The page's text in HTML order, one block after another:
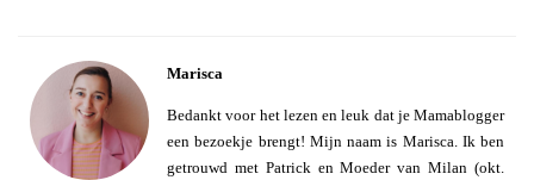
Marisca
Bedankt voor het lezen en leuk dat je Mamablogger
een bezoekje brengt! Mijn naam is Marisca. Ik ben
getrouwd met Patrick en Moeder van Milan (okt.